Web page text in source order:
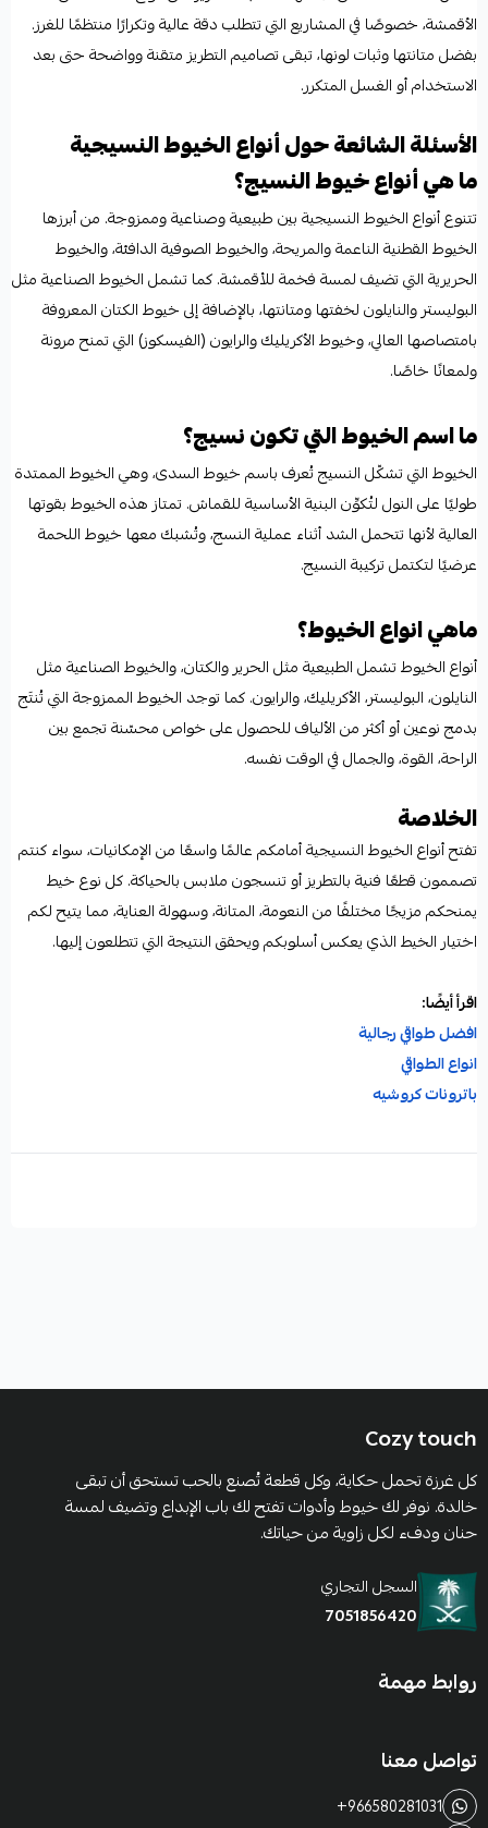
الأقمشة، خصوصًا في المشاريع التي تتطلب دقة عالية وتكرارًا منتظمًا للغرز.
بفضل متانتها وثبات لونها، تبقى تصاميم التطريز متقنة وواضحة حتى بعد
الاستخدام أو الغسل المتكرر.
الأسئلة الشائعة حول أنواع الخيوط النسيجية
ما هي أنواع خيوط النسيج؟
تتنوع أنواع الخيوط النسيجية بين طبيعية وصناعية وممزوجة. من أبرزها
الخيوط القطنية الناعمة والمريحة، والخيوط الصوفية الدافئة، والخيوط
الحريرية التي تضيف لمسة فخمة للأقمشة. كما تشمل الخيوط الصناعية مثل
البوليستر والنايلون لخفتها ومتانتها، بالإضافة إلى خيوط الكتان المعروفة
بامتصاصها العالي، وخيوط الأكريليك والرايون (الفيسكوز) التي تمنح مرونة
ولمعانًا خاصًا.
ما اسم الخيوط التي تكون نسيج؟
الخيوط التي تشكّل النسيج تُعرف باسم خيوط السدى، وهي الخيوط الممتدة
طوليًا على النول لتُكوِّن البنية الأساسية للقماش. تمتاز هذه الخيوط بقوتها
العالية لأنها تتحمل الشد أثناء عملية النسج، وتُشبك معها خيوط اللحمة
عرضيًا لتكتمل تركيبة النسيج.
ماهي انواع الخيوط؟
أنواع الخيوط تشمل الطبيعية مثل الحرير والكتان، والخيوط الصناعية مثل
النايلون، البوليستر، الأكريليك، والرايون. كما توجد الخيوط الممزوجة التي تُنتَج
بدمج نوعين أو أكثر من الألياف للحصول على خواص محسّنة تجمع بين
الراحة، القوة، والجمال في الوقت نفسه.
الخلاصة
تفتح أنواع الخيوط النسيجية أمامكم عالمًا واسعًا من الإمكانيات، سواء كنتم
تصممون قطعًا فنية بالتطريز أو تنسجون ملابس بالحياكة. كل نوع خيط
يمنحكم مزيجًا مختلفًا من النعومة، المتانة، وسهولة العناية، مما يتيح لكم
اختيار الخيط الذي يعكس أسلوبكم ويحقق النتيجة التي تتطلعون إليها.
اقرأ أيضًا:
افضل طواقي رجالية
انواع الطواقي
باترونات كروشيه
Cozy touch
كل غرزة تحمل حكاية، وكل قطعة تُصنع بالحب تستحق أن تبقى
خالدة. نوفر لك خيوط وأدوات تفتح لك باب الإبداع وتضيف لمسة
حنان ودفء لكل زاوية من حياتك.
السجل التجاري
7051856420
روابط مهمة
تواصل معنا
+966580281031